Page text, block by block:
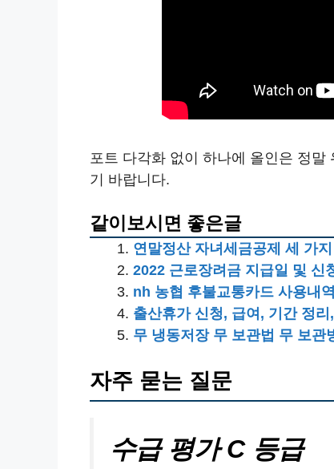
포트 다각화 없이 하나에 올인은 정
기 바랍니다.
같이보시면 좋은글
연말정산 자녀세금공제 세 가
2022 근로장려금 지급일 및 신
nh 농협 후불교통카드 사용내
출산휴가 신청, 급여, 기간 정
무 냉동저장 무 보관법 무 보관
자주 묻는 질문
수급 평가 C 등급